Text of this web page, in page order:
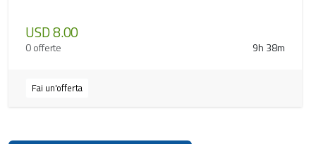
USD 8.00
0 offerte 9h 38m
Fai un'offerta